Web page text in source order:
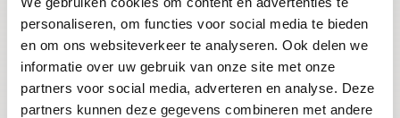
personaliseren, om functies voor social media te bieden
en om ons websiteverkeer te analyseren. Ook delen we
informatie over uw gebruik van onze site met onze
partners voor social media, adverteren en analyse. Deze
partners kunnen deze gegevens combineren met andere
Ontvang het laatste wijnnieuws, proeverijen en
evenementen
E-mailadres